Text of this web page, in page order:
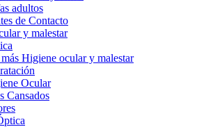
adultos
de Contacto
y malestar
Higiene ocular y malestar
Ocular
Cansados